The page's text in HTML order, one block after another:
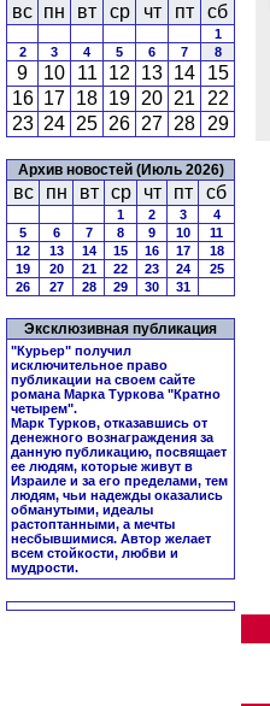
вс пн вт ср чт пт сб
1
2
3 4 5 6 7 8
9 10 11 12 13 14
15
16 17 18 19 20 21
22
23 24 25 26 27 28 29
Архив новостей (Июль 2026)
вс пн вт ср чт пт сб
1 2 3
4
5
6 7 8 9 10
11
12
13 14 15 16 17
18
19
20 21 22 23 24
25
26
27 28 29 30 31
Эксклюзивная публикация
"Курьер" получил
исключительное право
публикации на своем сайте
романа Марка Туркова "Кратно
четырем".
Марк Турков, отказавшись от
денежного вознаграждения за
данную публикацию, посвящает
ее людям, которые живут в
Израиле и за его пределами, тем
людям, чьи надежды оказались
обманутыми, идеалы
растоптанными, а мечты
несбывшимися. Автор желает
всем стойкости, любви и
мудрости.